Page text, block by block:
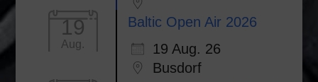
19
Aug.
Baltic Open Air 2026
19 Aug. 26
Busdorf